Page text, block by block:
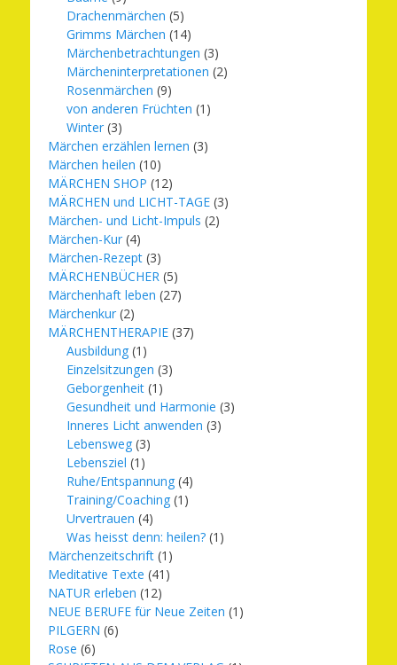
Drachenmärchen (5)
Grimms Märchen (14)
Märchenbetrachtungen (3)
Märcheninterpretationen (2)
Rosenmärchen (9)
von anderen Früchten (1)
Winter (3)
Märchen erzählen lernen (3)
Märchen heilen (10)
MÄRCHEN SHOP (12)
MÄRCHEN und LICHT-TAGE (3)
Märchen- und Licht-Impuls (2)
Märchen-Kur (4)
Märchen-Rezept (3)
MÄRCHENBÜCHER (5)
Märchenhaft leben (27)
Märchenkur (2)
MÄRCHENTHERAPIE (37)
Ausbildung (1)
Einzelsitzungen (3)
Geborgenheit (1)
Gesundheit und Harmonie (3)
Inneres Licht anwenden (3)
Lebensweg (3)
Lebensziel (1)
Ruhe/Entspannung (4)
Training/Coaching (1)
Urvertrauen (4)
Was heisst denn: heilen? (1)
Märchenzeitschrift (1)
Meditative Texte (41)
NATUR erleben (12)
NEUE BERUFE für Neue Zeiten (1)
PILGERN (6)
Rose (6)